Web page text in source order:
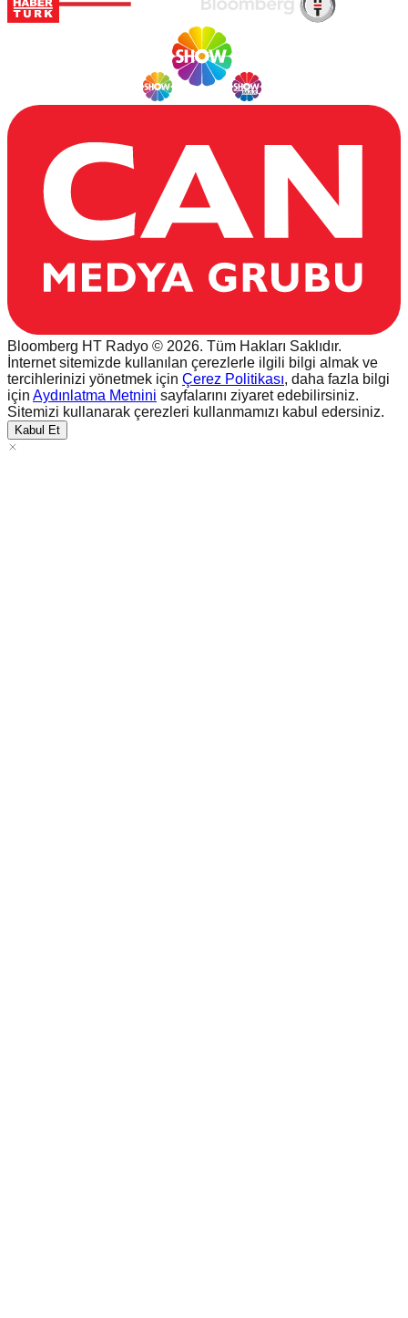
Bloomberg HT Radyo © 2026. Tüm Hakları Saklıdır.
İnternet sitemizde kullanılan çerezlerle ilgili bilgi almak ve
tercihlerinizi yönetmek için Çerez Politikası, daha fazla bilgi
için Aydınlatma Metnini sayfalarını ziyaret edebilirsiniz.
Sitemizi kullanarak çerezleri kullanmamızı kabul edersiniz.
Kabul Et